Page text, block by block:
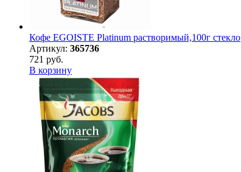
Кофе EGOISTE Platinum растворимый,100г стекло
Артикул: 365736
721 руб.
В корзину